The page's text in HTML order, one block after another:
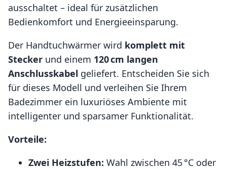
ausschaltet – ideal für zusätzlichen
Bedienkomfort und Energieeinsparung.
Der Handtuchwärmer wird komplett mit
Stecker und einem 120 cm langen
Anschlusskabel geliefert. Entscheiden Sie sich
für dieses Modell und verleihen Sie Ihrem
Badezimmer ein luxuriöses Ambiente mit
intelligenter und sparsamer Funktionalität.
Vorteile:
Zwei Heizstufen: Wahl zwischen 45 °C oder